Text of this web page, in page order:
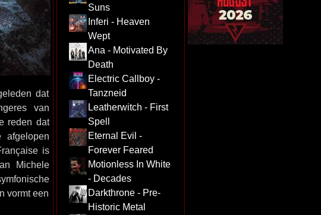
dat
van
reden dat
afgelopen
is
Michele
vormt een
Suns
Inferi - Heaven
Wept
Ana - Motivated By
Death
Electric Callboy -
Tanzneid
Leatherwitch - First
Spell
Eternal Evil -
Forever Feared
Motionless In White
- Decades
Darkthrone - Pre-
Historic Metal